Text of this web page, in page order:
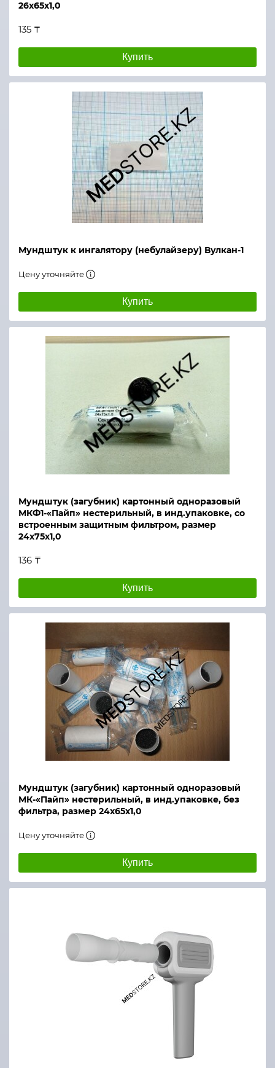
26х65х1,0
135 ₸
Купить
Мундштук к ингалятору (небулайзеру) Вулкан-1
Цену уточняйте
Купить
Мундштук (загубник) картонный одноразовый
МКФ1-«Пайп» нестерильный, в инд.упаковке, со
встроенным защитным фильтром, размер
24х75х1,0
136 ₸
Купить
Мундштук (загубник) картонный одноразовый
МК-«Пайп» нестерильный, в инд.упаковке, без
фильтра, размер 24х65х1,0
Цену уточняйте
Купить